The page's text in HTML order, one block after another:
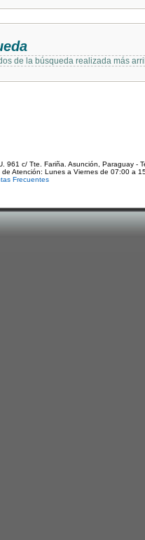
de la búsqueda realizada más
961 c/ Tte. Fariña. Asunción, Paraguay -
de Atención: Lunes a Viernes de 07:00 a
Frecuentes